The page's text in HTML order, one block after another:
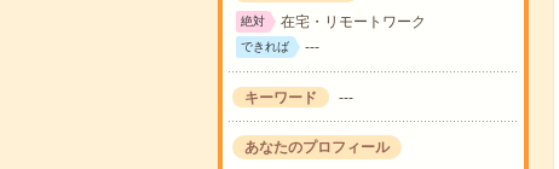
絶対 在宅・リモートワーク
できれば ---
キーワード ---
あなたのプロフィール